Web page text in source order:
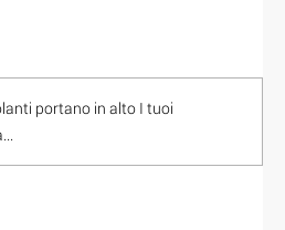
portano in alto I tuoi